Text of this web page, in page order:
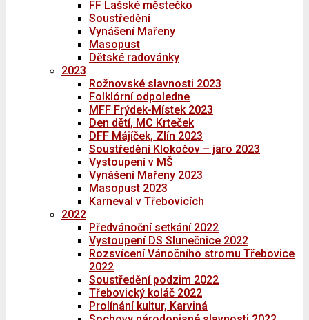
FF Lašské městečko
Soustředění
Vynášení Mařeny
Masopust
Dětské radovánky
2023
Rožnovské slavnosti 2023
Folklórní odpoledne
MFF Frýdek-Místek 2023
Den dětí, MC Krteček
DFF Májíček, Zlín 2023
Soustředění Klokočov – jaro 2023
Vystoupení v MŠ
Vynášení Mařeny 2023
Masopust 2023
Karneval v Třebovicích
2022
Předvánoční setkání 2022
Vystoupení DS Slunečnice 2022
Rozsvícení Vánočního stromu Třebovice
2022
Soustředění podzim 2022
Třebovický koláč 2022
Prolínání kultur, Karviná